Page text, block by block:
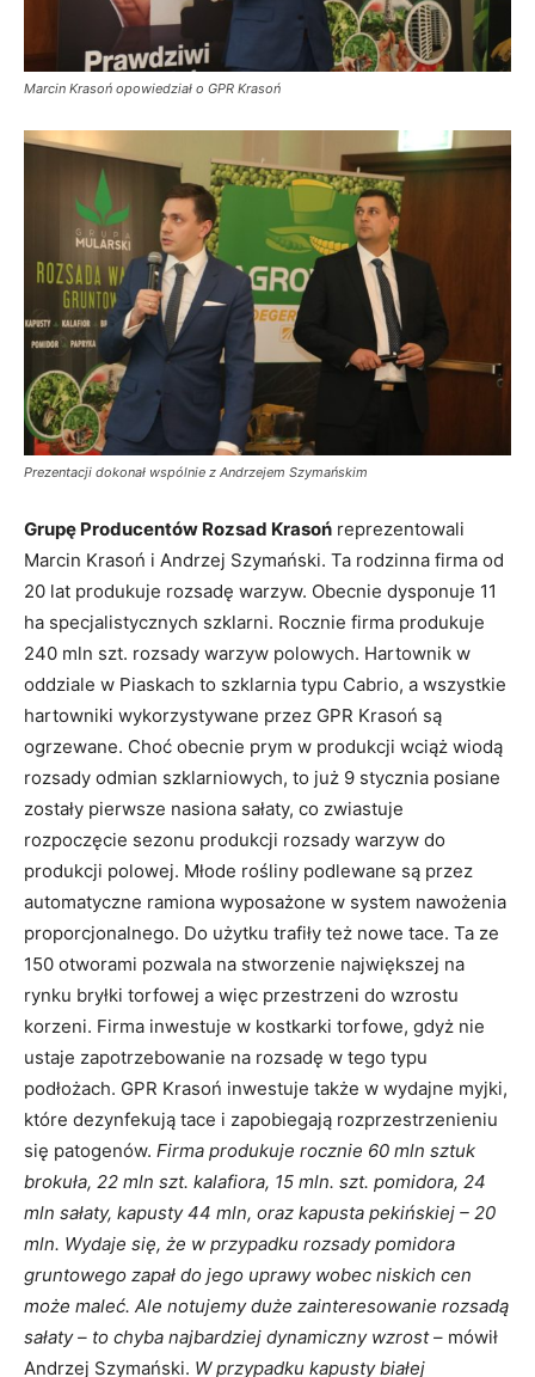
Marcin Krasoń opowiedział o GPR Krasoń
Prezentacji dokonał wspólnie z Andrzejem Szymańskim
Grupę Producentów Rozsad Krasoń reprezentowali
Marcin Krasoń i Andrzej Szymański. Ta rodzinna firma od
20 lat produkuje rozsadę warzyw. Obecnie dysponuje 11
ha specjalistycznych szklarni. Rocznie firma produkuje
240 mln szt. rozsady warzyw polowych. Hartownik w
oddziale w Piaskach to szklarnia typu Cabrio, a wszystkie
hartowniki wykorzystywane przez GPR Krasoń są
ogrzewane. Choć obecnie prym w produkcji wciąż wiodą
rozsady odmian szklarniowych, to już 9 stycznia posiane
zostały pierwsze nasiona sałaty, co zwiastuje
rozpoczęcie sezonu produkcji rozsady warzyw do
produkcji polowej. Młode rośliny podlewane są przez
automatyczne ramiona wyposażone w system nawożenia
proporcjonalnego. Do użytku trafiły też nowe tace. Ta ze
150 otworami pozwala na stworzenie największej na
rynku bryłki torfowej a więc przestrzeni do wzrostu
korzeni. Firma inwestuje w kostkarki torfowe, gdyż nie
ustaje zapotrzebowanie na rozsadę w tego typu
podłożach. GPR Krasoń inwestuje także w wydajne myjki,
które dezynfekują tace i zapobiegają rozprzestrzenieniu
się patogenów. Firma produkuje rocznie 60 mln sztuk
brokuła, 22 mln szt. kalafiora, 15 mln. szt. pomidora, 24
mln sałaty, kapusty 44 mln, oraz kapusta pekińskiej – 20
mln. Wydaje się, że w przypadku rozsady pomidora
gruntowego zapał do jego uprawy wobec niskich cen
może maleć. Ale notujemy duże zainteresowanie rozsadą
sałaty – to chyba najbardziej dynamiczny wzrost– mówił
Andrzej Szymański. W przypadku kapusty białej